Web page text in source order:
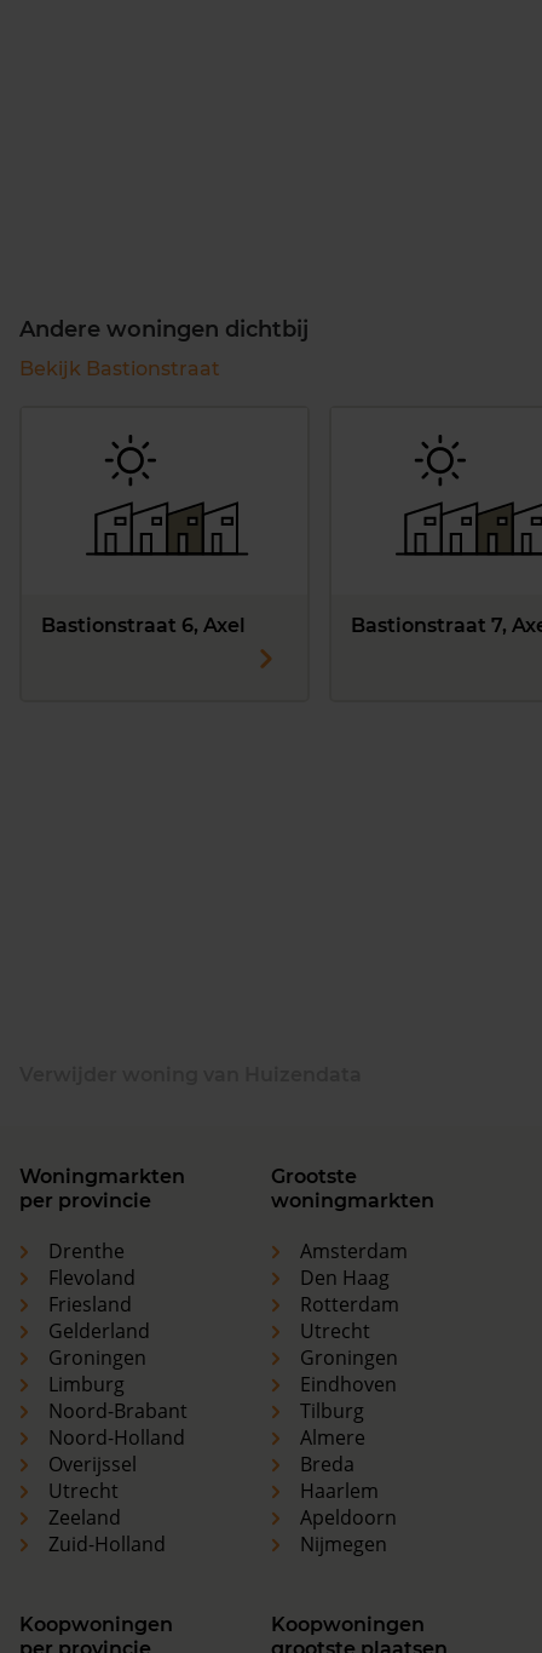
Andere woningen dichtbij
Bekijk Bastionstraat
Bastionstraat 6, Axel Bastionstraat 7,
Woningmarkten
per provincie
Drenthe
Flevoland
Friesland
Gelderland
Groningen
Limburg
Noord-Brabant
Noord-Holland
Overijssel
Utrecht
Zeeland
Zuid-Holland
Grootste
woningmarkten
Amsterdam
Den Haag
Rotterdam
Utrecht
Groningen
Eindhoven
Tilburg
Almere
Breda
Haarlem
Apeldoorn
Nijmegen
Koopwoningen
Koopwoningen